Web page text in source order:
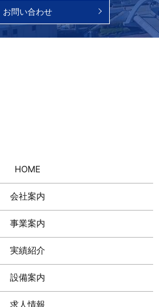
お問い合わせ
HOME
会社案内
事業案内
実績紹介
設備案内
求人情報